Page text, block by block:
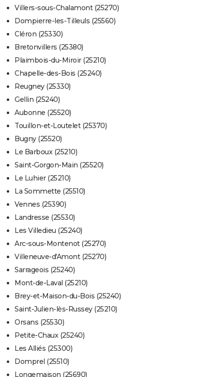
Villers-sous-Chalamont (25270)
Dompierre-les-Tilleuls (25560)
Cléron (25330)
Bretonvillers (25380)
Plaimbois-du-Miroir (25210)
Chapelle-des-Bois (25240)
Reugney (25330)
Gellin (25240)
Aubonne (25520)
Touillon-et-Loutelet (25370)
Bugny (25520)
Le Barboux (25210)
Saint-Gorgon-Main (25520)
Le Luhier (25210)
La Sommette (25510)
Vennes (25390)
Landresse (25530)
Les Villedieu (25240)
Arc-sous-Montenot (25270)
Villeneuve-d'Amont (25270)
Sarrageois (25240)
Mont-de-Laval (25210)
Brey-et-Maison-du-Bois (25240)
Saint-Julien-lès-Russey (25210)
Orsans (25530)
Petite-Chaux (25240)
Les Alliés (25300)
Domprel (25510)
Longemaison (25690)